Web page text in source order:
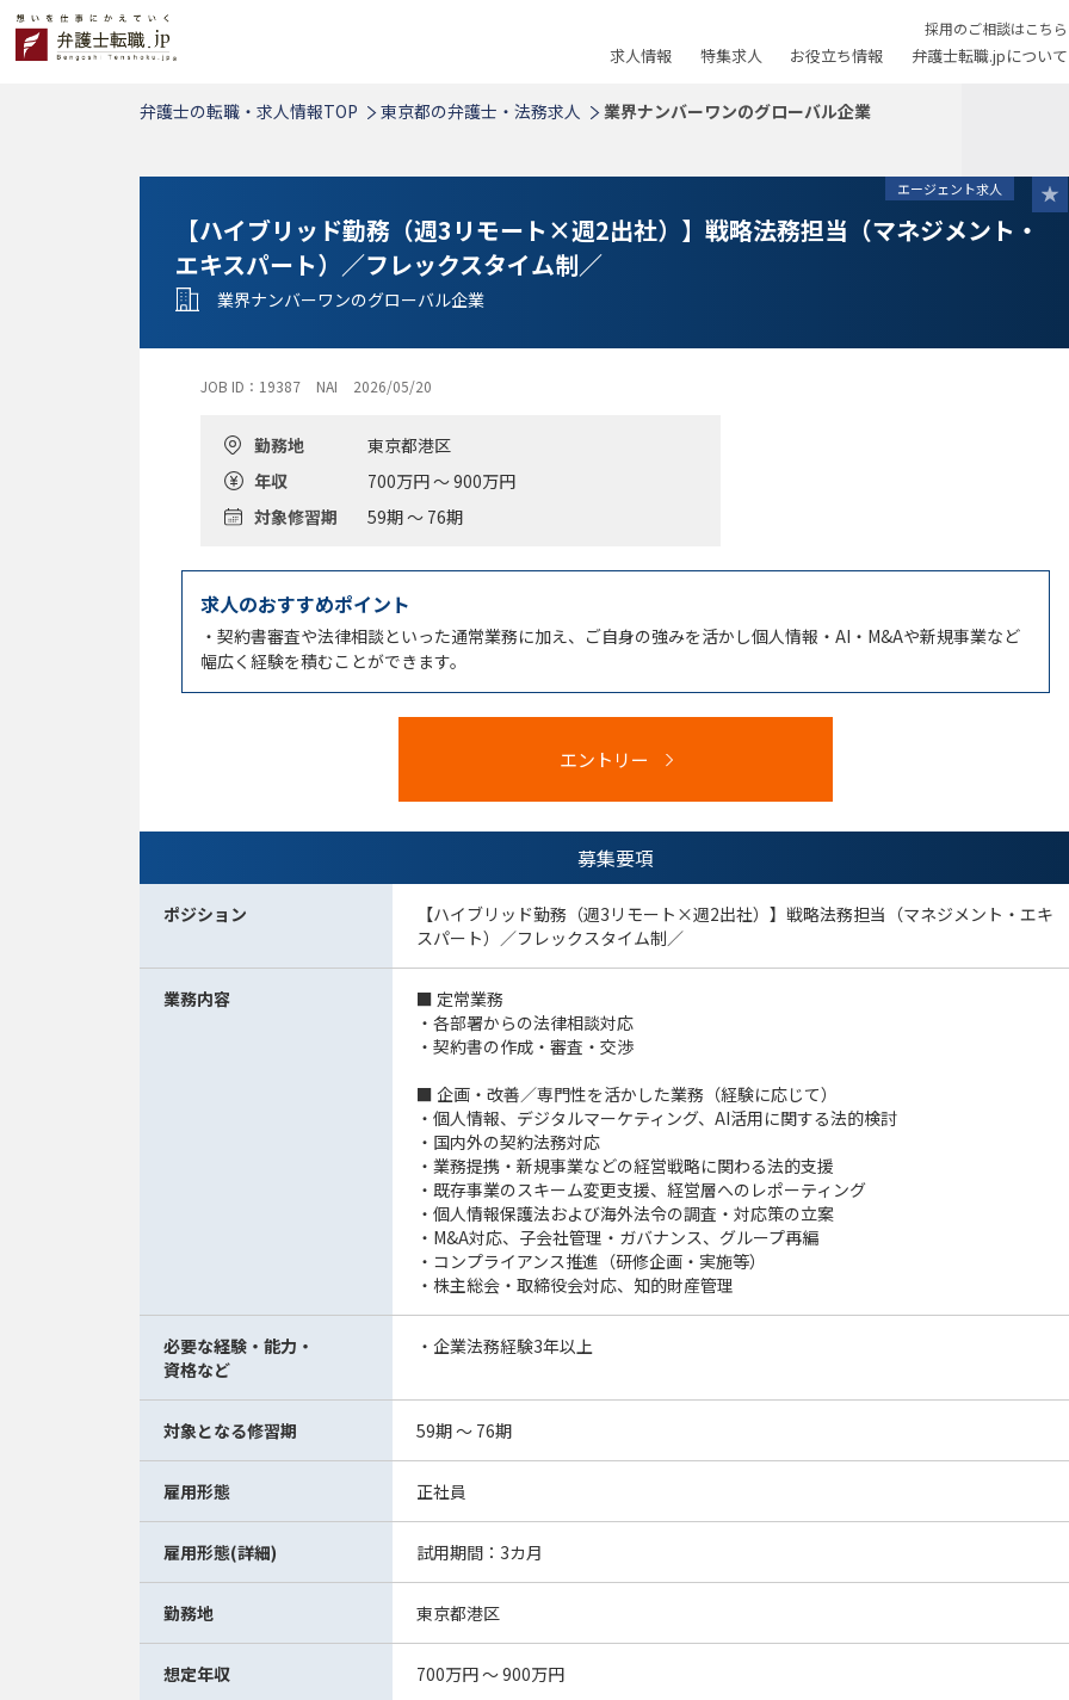
採用のご相談はこちら
求人情報 特集求人 お役立ち情報 弁護士転職.jpについて
弁護士の転職・求人情報TOP 東京都の弁護士・法務求人 業界ナンバーワンのグローバル企業
エージェント求人
【ハイブリッド勤務（週3リモート×週2出社）】戦略法務担当（マネジメント・
エキスパート）／フレックスタイム制／
業界ナンバーワンのグローバル企業
JOB ID：19387 NAI 2026/05/20
勤務地
東京都港区
年収
700万円 ～ 900万円
対象修習期
59期 ～ 76期
求人のおすすめポイント
・契約書審査や法律相談といった通常業務に加え、ご自身の強みを活かし個人情報・AI・M&Aや新規事業など
幅広く経験を積むことができます。
エントリー
募集要項
ポジション
【ハイブリッド勤務（週3リモート×週2出社）】戦略法務担当（マネジメント・エキ
スパート）／フレックスタイム制／
業務内容
■ 定常業務
・各部署からの法律相談対応
・契約書の作成・審査・交渉
■ 企画・改善／専門性を活かした業務（経験に応じて）
・個人情報、デジタルマーケティング、AI活用に関する法的検討
・国内外の契約法務対応
・業務提携・新規事業などの経営戦略に関わる法的支援
・既存事業のスキーム変更支援、経営層へのレポーティング
・個人情報保護法および海外法令の調査・対応策の立案
・M&A対応、子会社管理・ガバナンス、グループ再編
・コンプライアンス推進（研修企画・実施等）
・株主総会・取締役会対応、知的財産管理
必要な経験・能力・
資格など
・企業法務経験3年以上
対象となる修習期 59期 ～ 76期
雇用形態 正社員
雇用形態(詳細) 試用期間：3カ月
勤務地 東京都港区
想定年収 700万円 ～ 900万円